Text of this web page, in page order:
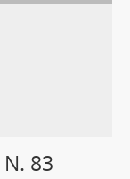
83